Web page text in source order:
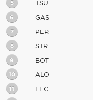
5 TSU
6 GAS
7 PER
8 STR
9 BOT
10 ALO
11 LEC